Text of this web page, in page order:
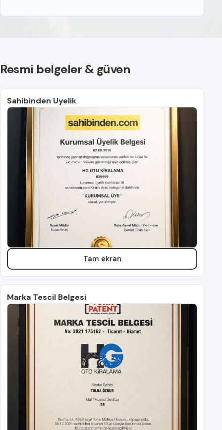
Resmi belgeler & güven
Sahibinden Uyelik
Tam ekran
Marka Tescil Belgesi